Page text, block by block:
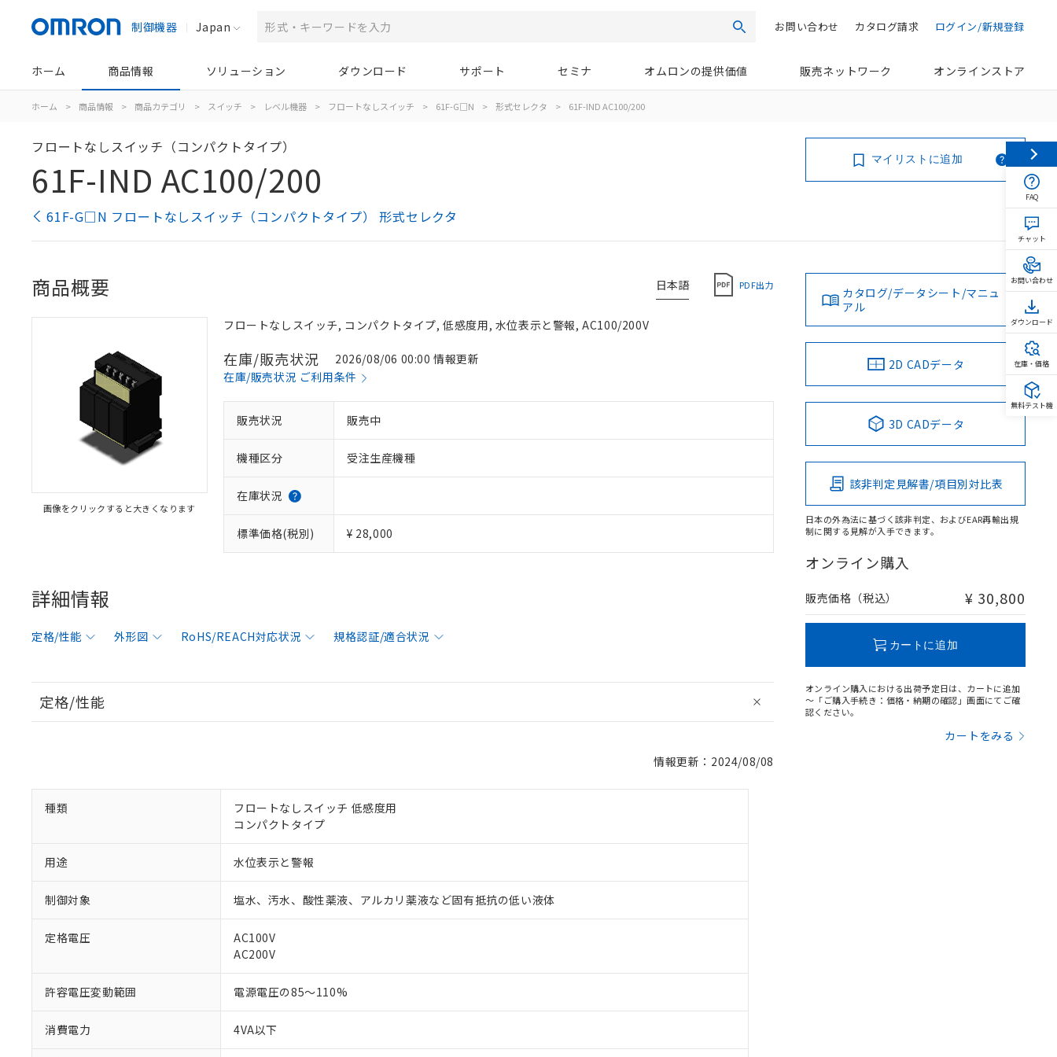
制御機器 Japan 検索 ログイン/新規登録
カタログ請求
お問い合わせ
ホーム 商品情報 ソリューション ダウンロード サポート セミナ オムロンの提供価値 販売ネットワーク オンラインストア
ホーム > 商品情報 > 商品カテゴリ > スイッチ > レベル機器 > フロートなしスイッチ > 61F-G□N > 形式セレクタ > 61F-IND AC100/200
フロートなしスイッチ（コンパクトタイプ）
61F-IND AC100/200
61F-G□N フロートなしスイッチ（コンパクトタイプ） 形式セレクタ
マイリストに追加
日本語 PDF出力
商品概要
画像をクリックすると大きくなります
フロートなしスイッチ, コンパクトタイプ, 低感度用, 水位表示と警報, AC100/200V
在庫/販売状況
2026/08/06 00:00 情報更新
在庫/販売状況 ご利用条件
販売状況 販売中
機種区分 受注生産機種
在庫状況
標準価格(税別) ¥ 28,000
詳細情報
定格/性能 外形図 RoHS/REACH対応状況 規格認証/適合状況
定格/性能
情報更新：2024/08/08
種類
フロートなしスイッチ 低感度用
コンパクトタイプ
用途 水位表示と警報
制御対象 塩水、汚水、酸性薬液、アルカリ薬液など固有抵抗の低い液体
定格電圧
AC100V
AC200V
許容電圧変動範囲 電源電圧の85～110%
消費電力 4VA以下
カタログ/データシート/マニュ
アル
2D CADデータ
3D CADデータ
該非判定見解書/項目別対比表
日本の外為法に基づく該非判定、およびEAR再輸出規
制に関する見解が入手できます。
オンライン購入
販売価格（税込） ¥ 30,800
カートに追加
オンライン購入における出荷予定日は、カートに追加
～「ご購入手続き：価格・納期の確認」画面にてご確
認ください。
カートをみる
ご利用条件
※1 対応状況
対応済み：EU RoHS指令（10物質）の非含有に対応した製品が提供可能な商品です。
対応予定：EU RoHS指令（10物質）の非含有に対応した製品に切り替える予定のある商品です。
対応予定なし：EU RoHS指令（10物質）の非含有に非対応の商品で、対応品を出す予定はありません。
調査・確認中：EU RoHS指令（10物質）の非含有の対応状況を調査中または確認中の商品です。
※1 中国RoHS○×表
FAQ
チャット
お問い合わせ
ダウンロード
在庫・価格
無料テスト機